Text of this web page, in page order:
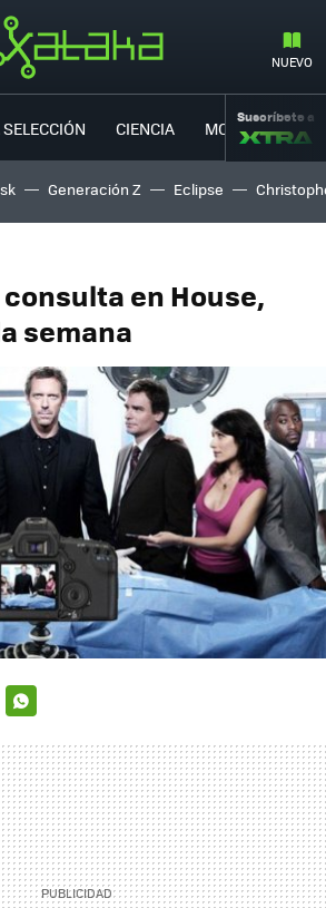
NUEVO
CIENCIA MOVILIDAD
Suscríbete a
Generación Z Eclipse
en House,
semana